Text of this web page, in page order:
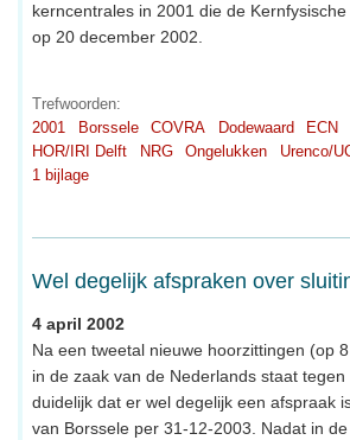
kerncentrales in 2001 die de
op 20 december 2002.
Trefwoorden:
2001
Borssele COVRA Dodewaard ECN
HOR/IRI Delft
NRG Ongelukken
Urenco/
1 bijlage
Wel degelijk afspraken over
4 april 2002
Na een tweetal nieuwe hoorzittingen (op
in de zaak van de Nederlands staat tegen
duidelijk dat er wel degelijk een afspraak
van Borssele per 31-12-2003. Nadat in